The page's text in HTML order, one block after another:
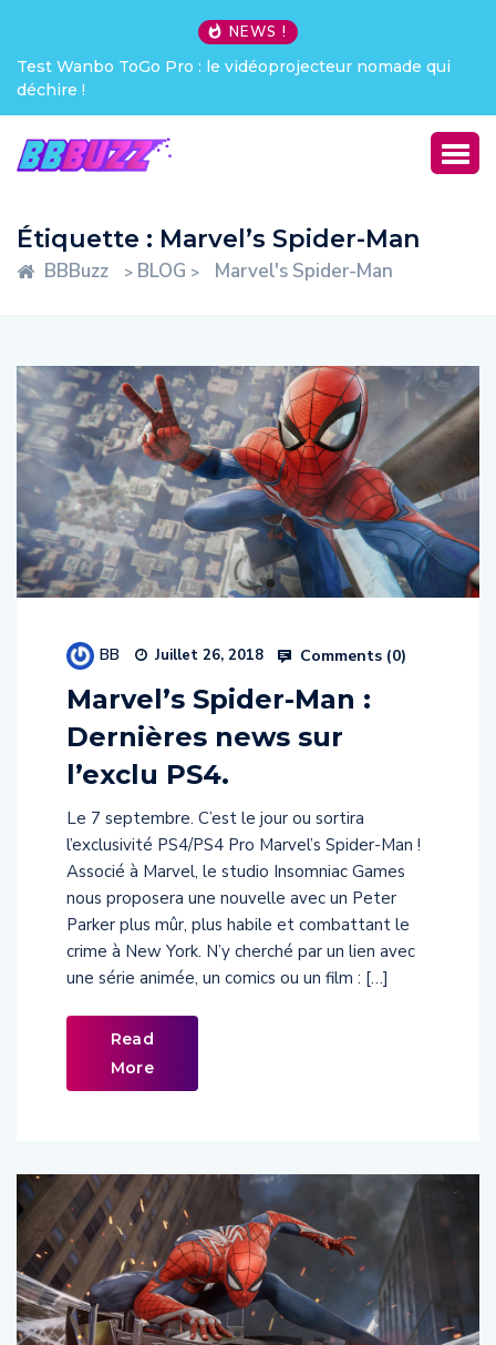
NEWS !
qui
Creative Pebble X : j’ai été choqué !
Étiquette : Marvel’s Spider-Man
BBBuzz > BLOG > Marvel's Spider-Man
BB Juillet 26, 2018 Comments (0)
Marvel’s Spider-Man :
Dernières news sur
l’exclu PS4.
Le 7 septembre. C’est le jour ou sortira
l’exclusivité PS4/PS4 Pro Marvel’s Spider-Man !
Associé à Marvel, le studio Insomniac Games
nous proposera une nouvelle avec un Peter
Parker plus mûr, plus habile et combattant le
crime à New York. N’y cherché par un lien avec
une série animée, un comics ou un film : […]
Read
More